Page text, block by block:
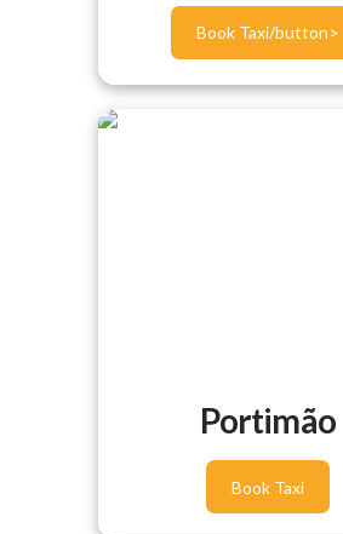
Book Taxi/button>
Portimão
Book Taxi